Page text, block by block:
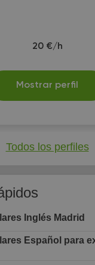
20 €/h
Mostrar perfil
Todos los perfiles
Inglés Madrid
Español para